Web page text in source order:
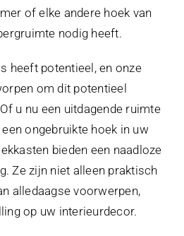
of elke andere hoek van
nodig heeft.
heeft potentieel, en onze
om dit potentieel
u nu een uitdagende ruimte
ongebruikte hoek in uw
bieden een naadloze
Ze zijn niet alleen praktisch
alledaagse voorwerpen,
op uw interieurdecor.